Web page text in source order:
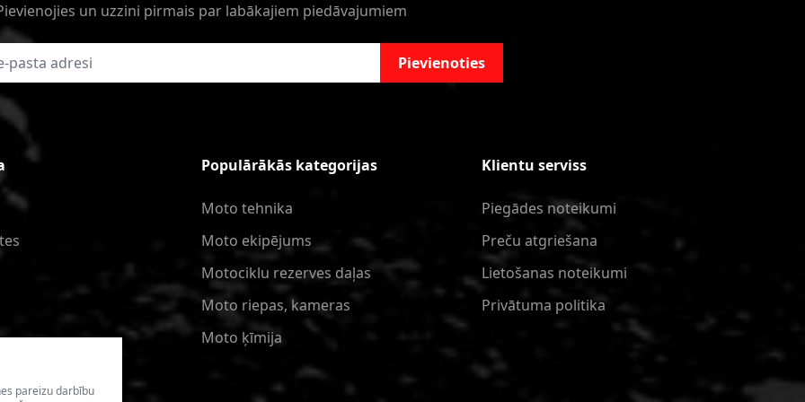
pareizu darbību
un uzzini pirmais par labākajiem piedāvajumiem
Pievienoties
Populārākās kategorijas
Moto tehnika
Moto ekipējums
Motociklu rezerves daļas
Moto riepas, kameras
Moto ķīmija
Klientu serviss
Piegādes noteikumi
Preču atgriešana
Lietošanas noteikumi
Privātuma politika